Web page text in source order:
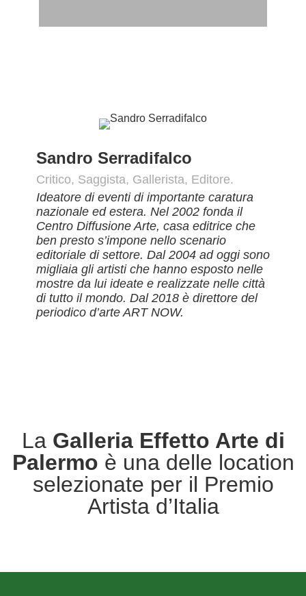
Sandro Serradifalco
Critico, Saggista, Gallerista, Editore.
Ideatore di eventi di importante caratura
nazionale ed estera. Nel 2002 fonda il
Centro Diffusione Arte, casa editrice che
ben presto s’impone nello scenario
editoriale di settore. Dal 2004 ad oggi sono
migliaia gli artisti che hanno esposto nelle
mostre da lui ideate e realizzate nelle città
di tutto il mondo. Dal 2018 è direttore del
periodico d’arte ART NOW.
La Galleria Effetto Arte di
Palermo è una delle location
selezionate per il Premio
Artista d’Italia